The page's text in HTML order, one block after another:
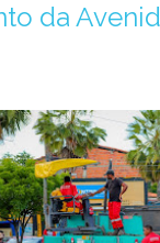
da